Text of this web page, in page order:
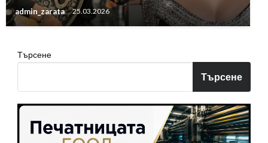
admin_zarata 25.03.2026
Търсене
Търсене